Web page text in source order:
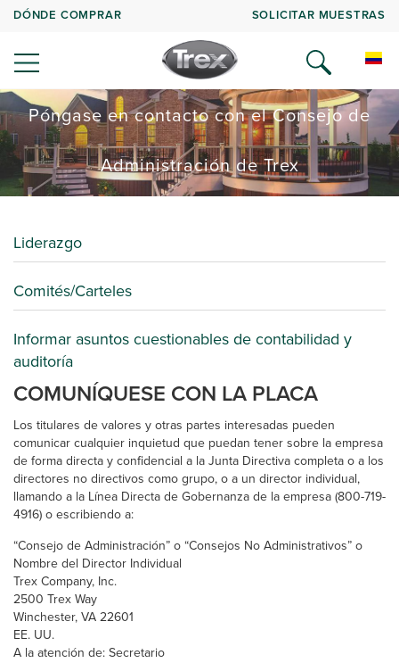
DÓNDE COMPRAR SOLICITAR MUESTRAS
Póngase en contacto con el Consejo de
Administración de Trex
Liderazgo
Comités/Carteles
Informar asuntos cuestionables de contabilidad y
auditoría
COMUNÍQUESE CON LA PLACA
Los titulares de valores y otras partes interesadas pueden
comunicar cualquier inquietud que puedan tener sobre la empresa
de forma directa y confidencial a la Junta Directiva completa o a los
directores no directivos como grupo, o a un director individual,
llamando a la Línea Directa de Gobernanza de la empresa (800-719-
4916) o escribiendo a:
“Consejo de Administración” o “Consejos No Administrativos” o
Nombre del Director Individual
Trex Company, Inc.
2500 Trex Way
Winchester, VA 22601
EE. UU.
A la atención de: Secretario